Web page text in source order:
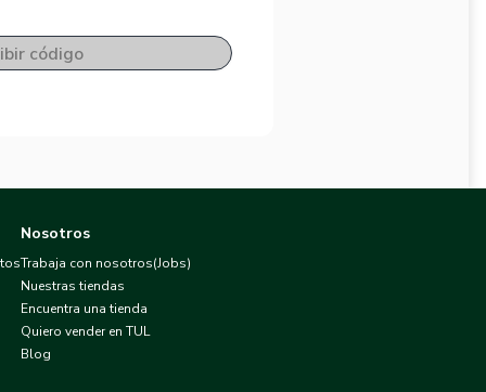
código
Nosotros
Trabaja con nosotros(Jobs)
Nuestras tiendas
Encuentra una tienda
Quiero vender en TUL
Blog